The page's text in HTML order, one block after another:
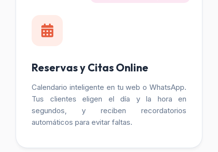
Reservas y Citas Online
Calendario inteligente en tu web o WhatsApp.
Tus clientes eligen el día y la hora en
segundos, y reciben recordatorios
automáticos para evitar faltas.